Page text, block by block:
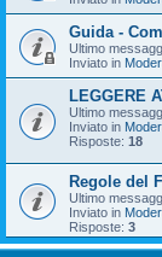
Guida -
Ultimo
Inviato in
LEGGERE
Ultimo
Inviato in
Risposte: 18
Regole del
Ultimo
Inviato in
Risposte: 3